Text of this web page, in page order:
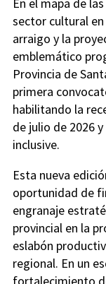
sector cultural
arraigo y la
emblemático
Provincia de
primera
habilitando la
de julio de 2026
inclusive.
Esta nueva
oportunidad de
engranaje
provincial en la
eslabón
regional. En un